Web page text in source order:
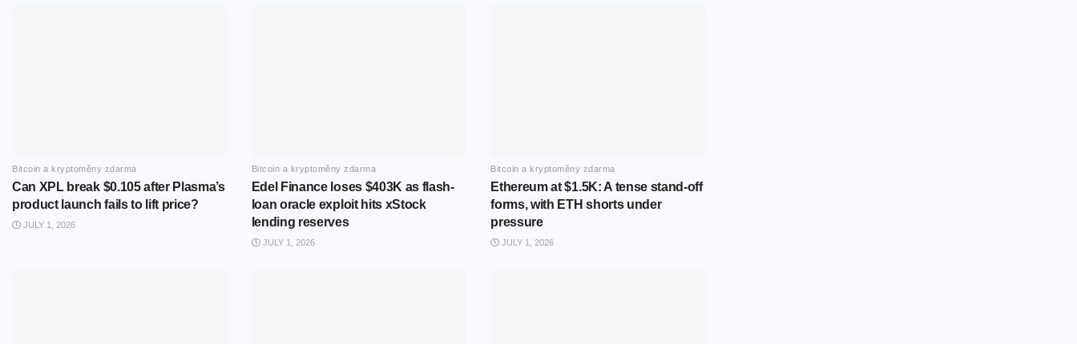
Bitcoin a kryptoměny zdarma
Can XPL break $0.105 after Plasma’s
product launch fails to lift price?
JULY 1, 2026
Bitcoin a kryptoměny zdarma
Edel Finance loses $403K as flash-
loan oracle exploit hits xStock
lending reserves
JULY 1, 2026
Bitcoin a kryptoměny zdarma
Ethereum at $1.5K: A tense stand-off
forms, with ETH shorts under
pressure
JULY 1, 2026